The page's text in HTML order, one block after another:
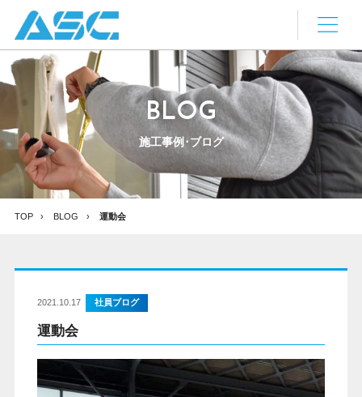
BLOG
施工事例･ブログ
TOP BLOG 運動会
2021.10.17 社員ブログ
運動会